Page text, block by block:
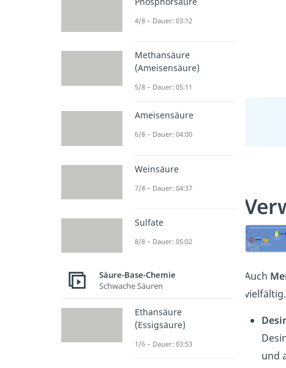
Auch
und
4/8 – Dauer: 03:12
Methansäure
(Ameisensäure)
5/8 – Dauer: 05:11
Ameisensäure
6/8 – Dauer: 04:00
Weinsäure
7/8 – Dauer: 04:37
Sulfate
8/8 – Dauer: 05:02
Säure-Base-Chemie
Schwache Säuren
Ethansäure
(Essigsäure)
1/6 – Dauer: 03:53